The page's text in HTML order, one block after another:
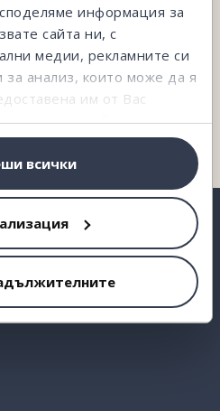
информация за
сайта ни, с
медии, рекламните си
анализ, които може да я
им от Вас
която са събрали от
на услугите им.
всички
КОЕТО ТЪРСИШ?
сме и ще ти съдействаме.
се с нас